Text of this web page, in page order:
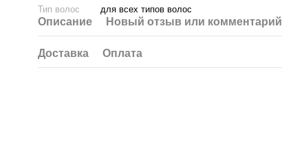
Тип волос
для всех типов волос
Описание Новый отзыв или комментарий
Доставка Оплата